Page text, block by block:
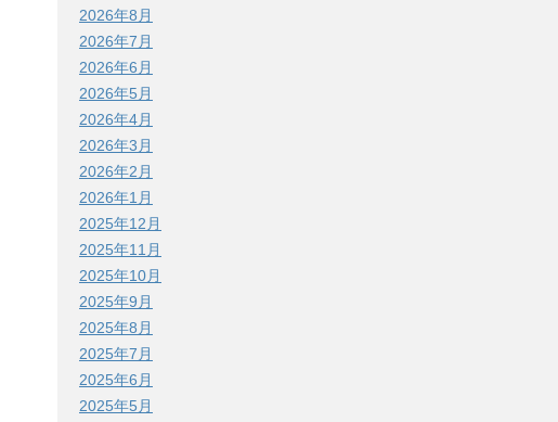
2026年8月
2026年7月
2026年6月
2026年5月
2026年4月
2026年3月
2026年2月
2026年1月
2025年12月
2025年11月
2025年10月
2025年9月
2025年8月
2025年7月
2025年6月
2025年5月